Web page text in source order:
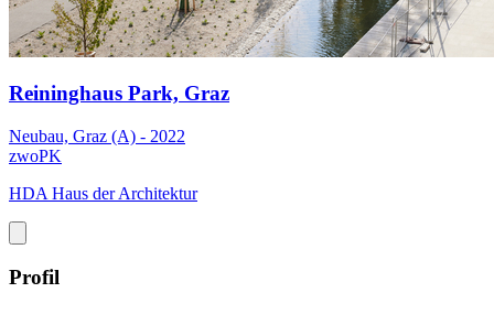
Reininghaus Park, Graz
Neubau, Graz (A) - 2022
zwoPK
HDA Haus der Architektur
Profil